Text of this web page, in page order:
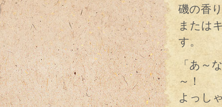
磯の香
または
す。
「あ～
～！
よっし